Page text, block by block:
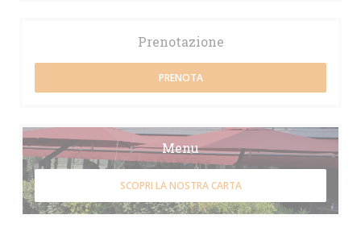
Prenotazione
PRENOTA
Menu
SCOPRI LA NOSTRA CARTA